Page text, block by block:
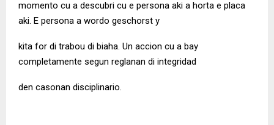
momento cu a descubri cu e persona aki a horta e placa
aki. E persona a wordo geschorst y
kita for di trabou di biaha. Un accion cu a bay
completamente segun reglanan di integridad
den casonan disciplinario.